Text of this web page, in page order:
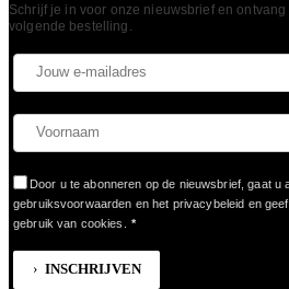
Schrijf je in voor onze nieuwsbrief en
volgende bestelling.​
Door u te abonneren op de nieuwsbrief, gaat u
gebruiksvoorwaarden en het privacybeleid en
gebruik van cookies.
*
INSCHRIJVEN